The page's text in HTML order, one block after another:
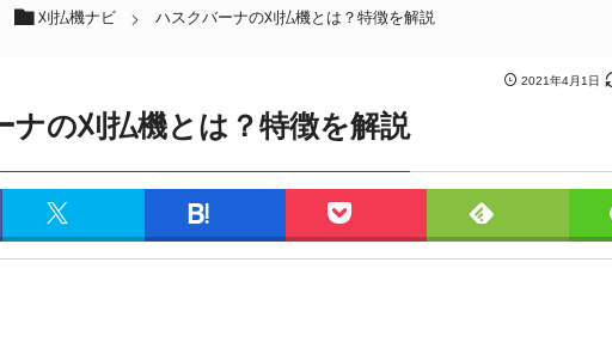
刈払機ナビ ハスクバーナの刈払機とは？特徴を解説
2021年4月1日
ナの刈払機とは？特徴を解説